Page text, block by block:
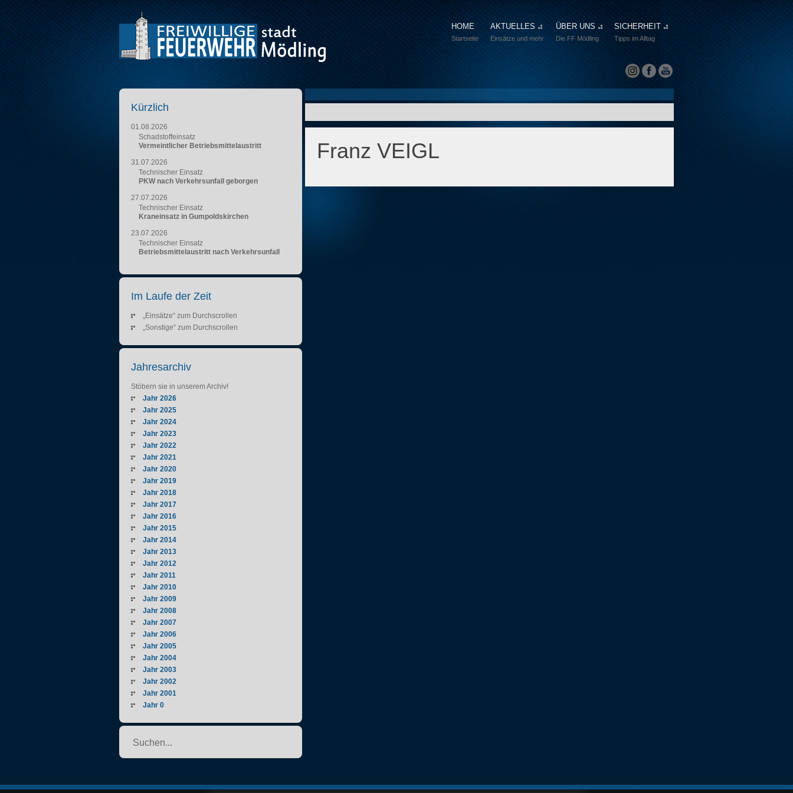
HOME
Startseite
AKTUELLES
Einsätze und mehr
ÜBER UNS
Die FF Mödling
SICHERHEIT
Tipps im Alltag
Franz VEIGL
Kürzlich
01.08.2026
Schadstoffeinsatz
Vermeintlicher Betriebsmittelaustritt
31.07.2026
Technischer Einsatz
PKW nach Verkehrsunfall geborgen
27.07.2026
Technischer Einsatz
Kraneinsatz in Gumpoldskirchen
23.07.2026
Technischer Einsatz
Betriebsmittelaustritt nach Verkehrsunfall
Im Laufe der Zeit
„Einsätze“ zum Durchscrollen
„Sonstige“ zum Durchscrollen
Jahresarchiv
Stöbern sie in unserem Archiv!
Jahr 2026
Jahr 2025
Jahr 2024
Jahr 2023
Jahr 2022
Jahr 2021
Jahr 2020
Jahr 2019
Jahr 2018
Jahr 2017
Jahr 2016
Jahr 2015
Jahr 2014
Jahr 2013
Jahr 2012
Jahr 2011
Jahr 2010
Jahr 2009
Jahr 2008
Jahr 2007
Jahr 2006
Jahr 2005
Jahr 2004
Jahr 2003
Jahr 2002
Jahr 2001
Jahr 0